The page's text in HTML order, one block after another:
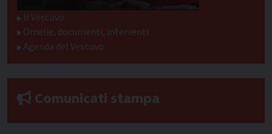
Il Vescovo
Omelie, documenti, interventi
Agenda del Vescovo
Comunicati stampa